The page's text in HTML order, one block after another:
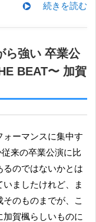
続きを読む
ら強い 卒業公
BEAT〜 加賀
来の卒業公演に比
るのではないかとは
ましたけれど、ま
のものまでが、こ
加賀楓らしいものに